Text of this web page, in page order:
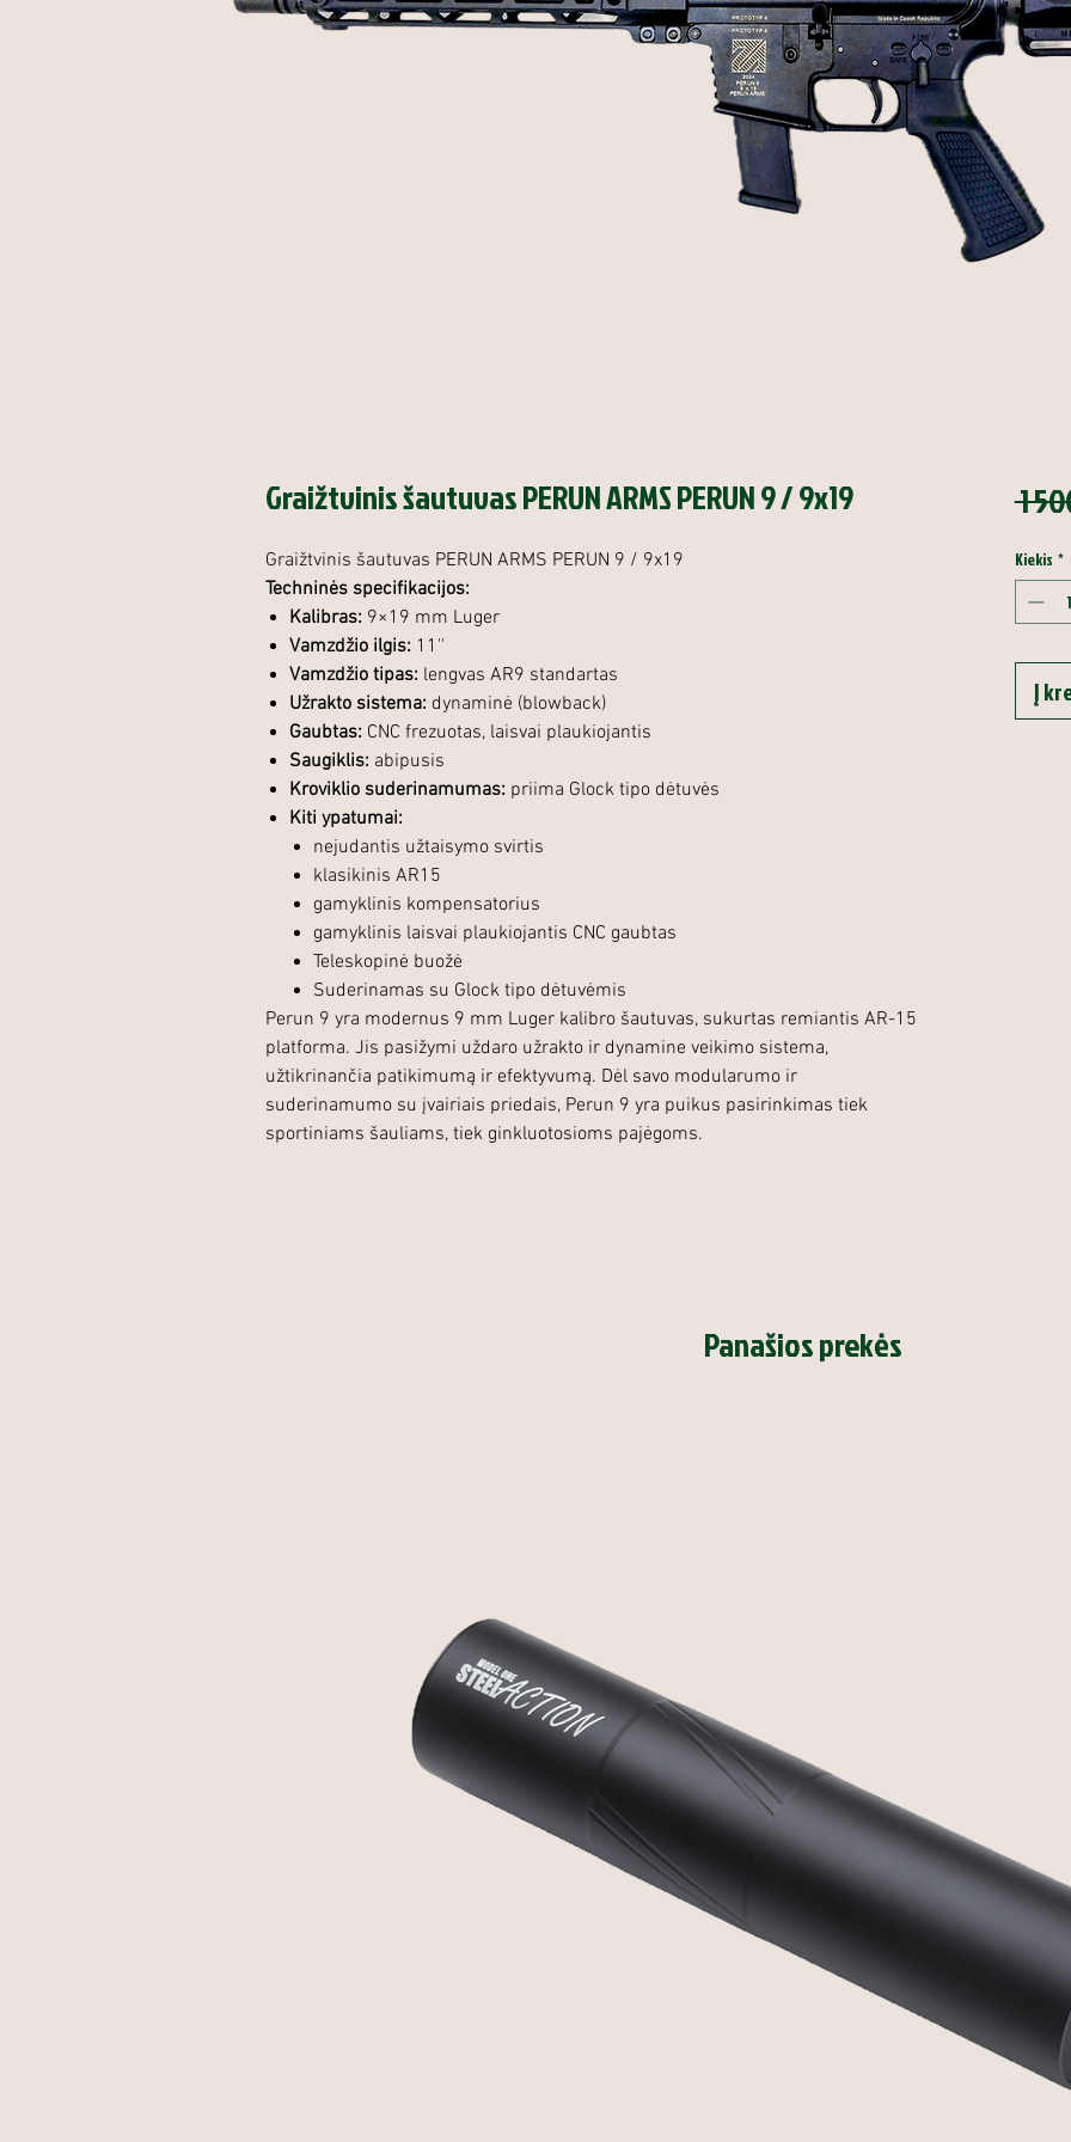
Graižtvinis šautuvas PERUN ARMS PERUN 9 / 9x19
Graižtvinis šautuvas PERUN ARMS PERUN 9 / 9x19
Techninės specifikacijos:
Kalibras: 9×19 mm Luger
Vamzdžio ilgis: 11''
Vamzdžio tipas: lengvas AR9 standartas
Užrakto sistema: dynaminė (blowback)
Gaubtas: CNC frezuotas, laisvai plaukiojantis
Saugiklis: abipusis
Kroviklio suderinamumas: priima Glock tipo dėtuvės
Kiti ypatumai:
nejudantis užtaisymo svirtis
klasikinis AR15
gamyklinis kompensatorius
gamyklinis laisvai plaukiojantis CNC gaubtas
Teleskopinė buožė
Suderinamas su Glock tipo dėtuvėmis
Perun 9 yra modernus 9 mm Luger kalibro šautuvas, sukurtas remiantis AR-15
platforma. Jis pasižymi uždaro užrakto ir dynamine veikimo sistema,
užtikrinančia patikimumą ir efektyvumą. Dėl savo modularumo ir
suderinamumo su įvairiais priedais, Perun 9 yra puikus pasirinkimas tiek
sportiniams šauliams, tiek ginkluotosioms pajėgoms.
1
Kiekis *
Į
Panašios prekės